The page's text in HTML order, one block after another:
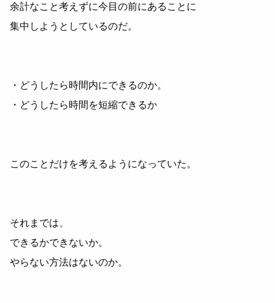
余計なこと考えずに今目の前にあることに
集中しようとしているのだ。
・どうしたら時間内にできるのか。
・どうしたら時間を短縮できるか
このことだけを考えるようになっていた。
それまでは、
できるかできないか。
やらない方法はないのか。